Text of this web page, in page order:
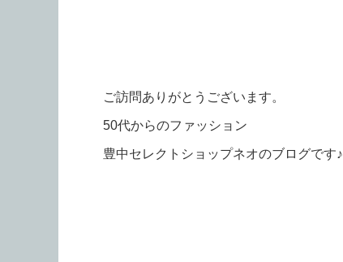
ご訪問ありがとうございます。
50代からのファッション
豊中セレクトショップネオのブログです♪